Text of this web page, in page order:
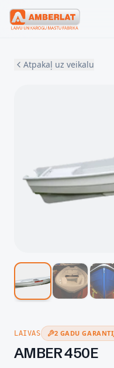
Atpakaļ uz veikalu
LAIVAS 2 GADU
AMBER 450E